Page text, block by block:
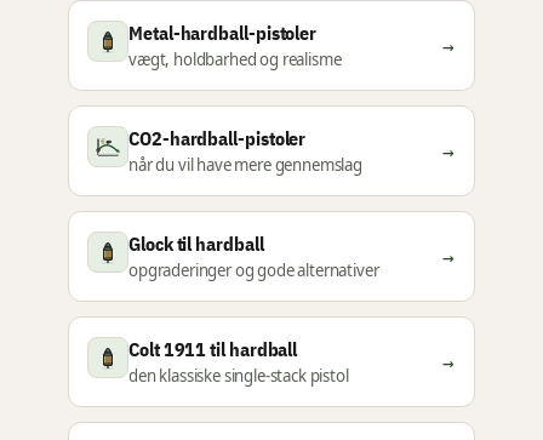
Metal-hardball-pistoler
vægt, holdbarhed og realisme
→
CO2-hardball-pistoler
når du vil have mere gennemslag
→
Glock til hardball
opgraderinger og gode alternativer
→
Colt 1911 til hardball
den klassiske single-stack pistol
→